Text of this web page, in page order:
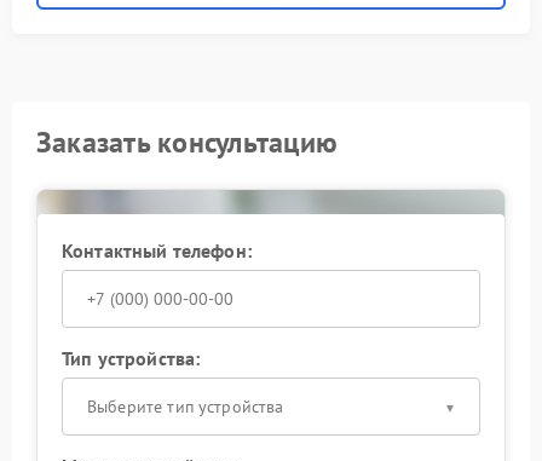
Заказать консультацию
Контактный телефон:
Тип устройства:
Выберите тип устройства